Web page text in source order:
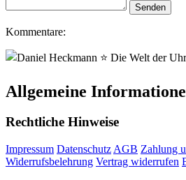
Kommentare:
Allgemeine
Rechtliche Hinweise
Impressum Datenschutz AGB Zahlung
Widerrufsbelehrung Vertrag widerrufen